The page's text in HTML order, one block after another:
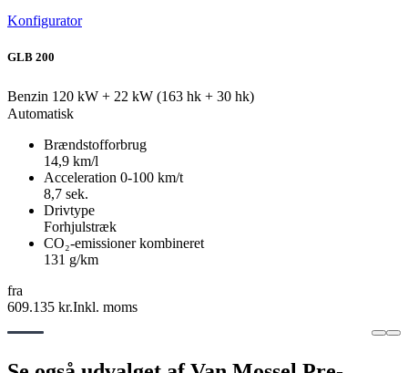
Konfigurator
GLB 200
Benzin 120 kW + 22 kW (163 hk + 30 hk)
Automatisk
Brændstofforbrug
14,9 km/l
Acceleration 0-100 km/t
8,7 sek.
Drivtype
Forhjulstræk
CO₂-emissioner kombineret
131 g/km
fra
609.135 kr.Inkl. moms